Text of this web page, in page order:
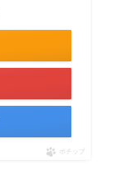
ポチップ